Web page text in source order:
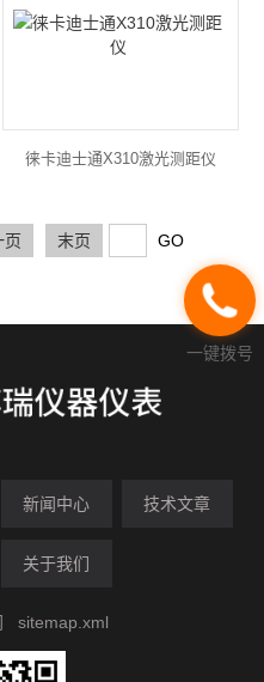
徕卡迪士通X310激光测距仪
页 末页
新闻中心 技术文章
关于我们
sitemap.xml
一键拨号